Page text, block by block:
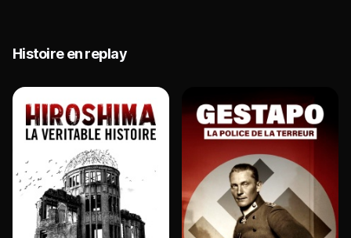
Histoire en replay